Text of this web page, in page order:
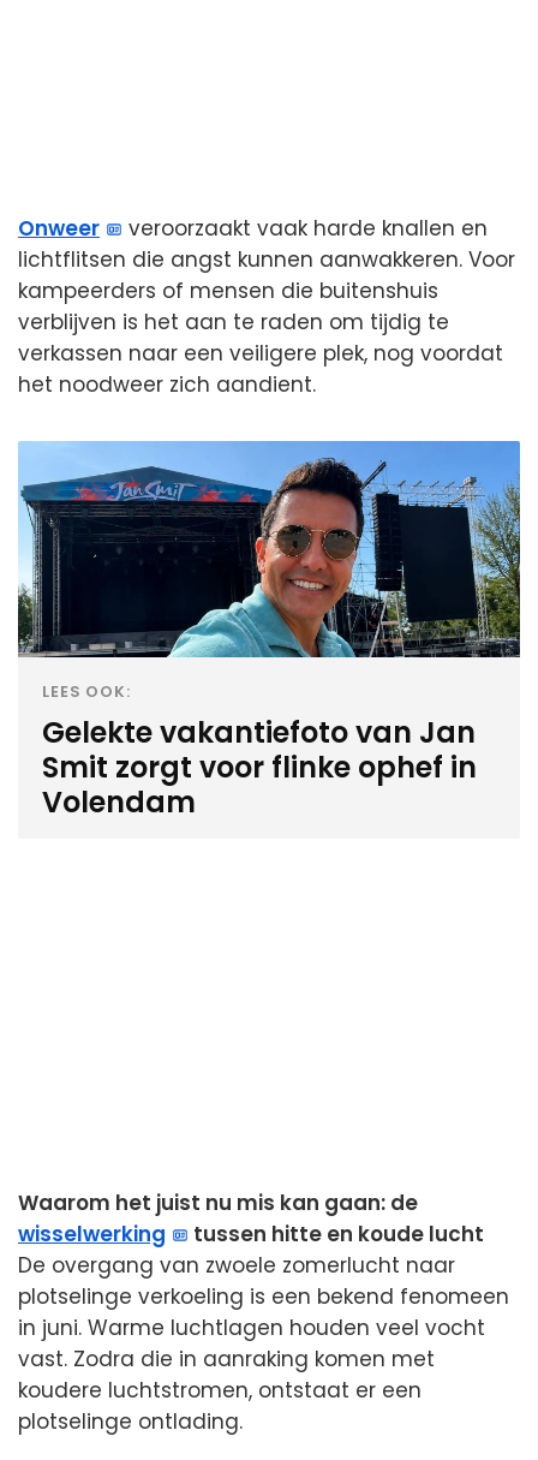
Onweer
veroorzaakt vaak harde knallen en
lichtflitsen die angst kunnen aanwakkeren. Voor
kampeerders of mensen die buitenshuis
verblijven is het aan te raden om tijdig te
verkassen naar een veiligere plek, nog voordat
het noodweer zich aandient.
LEES OOK:
Gelekte vakantiefoto van Jan
Smit zorgt voor flinke ophef in
Volendam
Waarom het juist nu mis kan gaan: de
wisselwerking
tussen hitte en koude lucht
De overgang van zwoele zomerlucht naar
plotselinge verkoeling is een bekend fenomeen
in juni. Warme luchtlagen houden veel vocht
vast. Zodra die in aanraking komen met
koudere luchtstromen, ontstaat er een
plotselinge ontlading.